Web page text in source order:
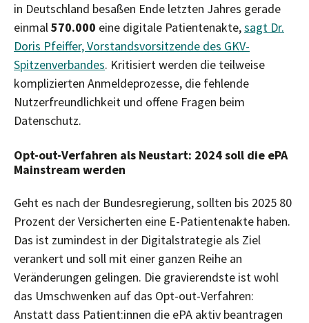
in Deutschland besaßen Ende letzten Jahres gerade
einmal570.000 eine digitale Patientenakte,sagt Dr.
Doris Pfeiffer, Vorstandsvorsitzende des GKV-
Spitzenverbandes. Kritisiert werden die teilweise
komplizierten Anmeldeprozesse, die fehlende
Nutzerfreundlichkeit und offene Fragen beim
Datenschutz.
Opt-out-Verfahren als Neustart: 2024 soll die ePA
Mainstream werden
Geht es nach der Bundesregierung, sollten bis 2025 80
Prozent der Versicherten eine E-Patientenakte haben.
Das ist zumindest in der Digitalstrategie als Ziel
verankert und soll mit einer ganzen Reihe an
Veränderungen gelingen. Die gravierendste ist wohl
das Umschwenken auf das Opt-out-Verfahren:
Anstatt dass Patient:innen die ePA aktiv beantragen